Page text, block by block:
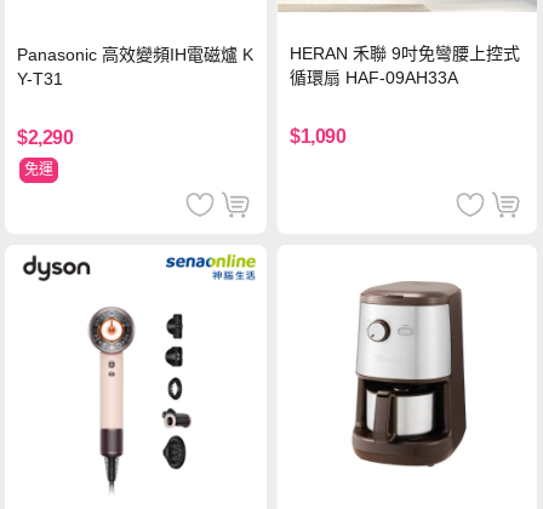
Panasonic 高效變頻IH電磁爐 K
Y-T31
$2,290
免運
HERAN 禾聯 9吋免彎腰上控式
循環扇 HAF-09AH33A
$1,090